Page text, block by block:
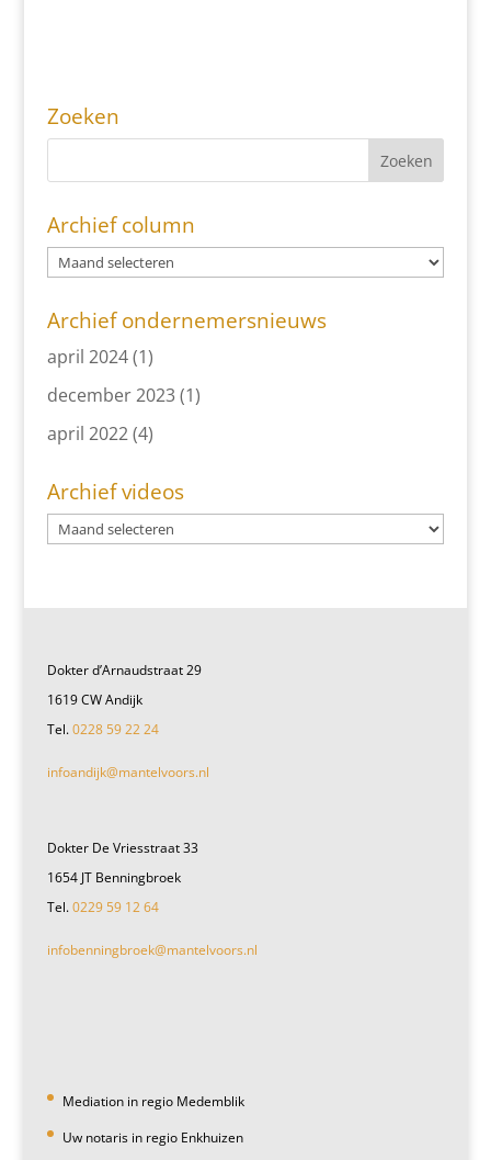
Zoeken
Archief column
Archief ondernemersnieuws
april 2024(1)
december 2023(1)
april 2022(4)
Archief videos
Dokter d’Arnaudstraat 29
1619 CW Andijk
Tel.0228 59 22 24
infoandijk@mantelvoors.nl
Dokter De Vriesstraat 33
1654 JT Benningbroek
Tel.0229 59 12 64
infobenningbroek@mantelvoors.nl
Mediation in regio Medemblik
Uw notaris in regio Enkhuizen